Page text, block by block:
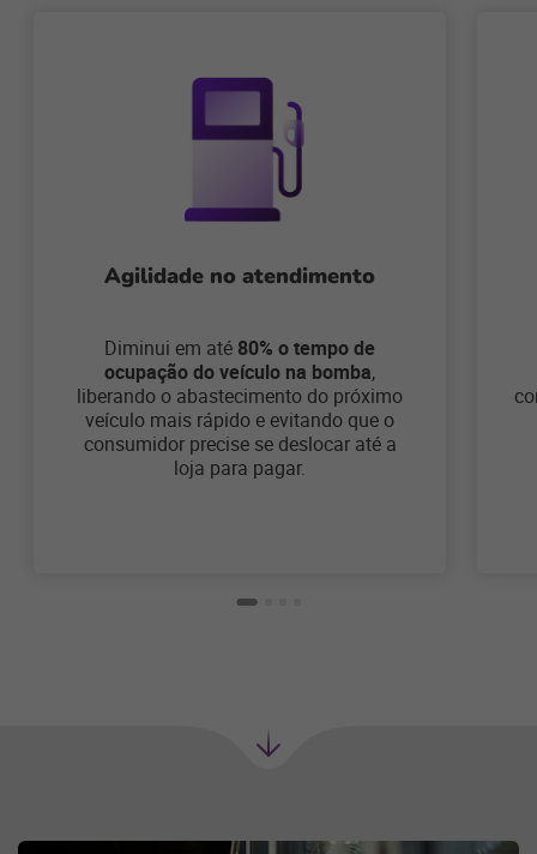
Agilidade no atendimento
Diminui em até 80% o tempo de
ocupação do veículo na bomba,
liberando o abastecimento do próximo
veículo mais rápido e evitando que o
consumidor precise se deslocar até a
loja para pagar.